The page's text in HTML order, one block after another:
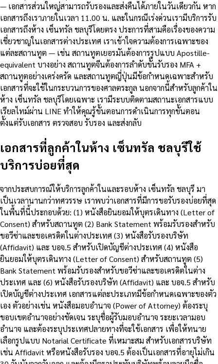
— เอกสารส่วนใหญ่สามารถรับรองและส่งคืนได้ภายในวันเดียวกัน หาก
เอกสารถึงเราภายในเวลา 11.00 น. และในกรณีเร่งด่วนเรามีบริการรับ
เอกสารถึงห้าง เซ็นทรัล ชลบุรีโดยตรง ประการที่สามคือเรื่องของความ
เชี่ยวชาญในเอกสารต่างประเทศ เราเข้าใจความต้องการเฉพาะของ
แต่ละสถานทูต — เช่น สถานทูตเยอรมันต้องการรูปแบบ Apostille-
equivalent บางอย่าง สถานทูตจีนต้องการลำดับขั้นรับรอง MFA +
สถานทูตอย่างเคร่งครัด และสถานทูตญี่ปุ่นมีข้อกำหนดเฉพาะสำหรับ
เอกสารที่จะใช้ในกระบวนการของศาลตระกูล นอกจากนี้สำหรับลูกค้าใน
ห้าง เซ็นทรัล ชลบุรีโดยเฉพาะ เรามีระบบติดตามสถานะเอกสารแบบ
เรียลไทม์ผ่าน LINE ทำให้คุณรู้ขั้นตอนการดำเนินการทุกขั้นตอน
ตั้งแต่รับเอกสาร ตรวจสอบ รับรอง และส่งกลับ
เอกสารที่ลูกค้าในห้าง เซ็นทรัล ชลบุรีใช้
บริการบ่อยที่สุด
จากประสบการณ์ให้บริการลูกค้าในและรอบห้าง เซ็นทรัล ชลบุรี มา
เป็นเวลานานกว่าทศวรรษ เราพบว่าเอกสารที่มีการขอรับรองบ่อยที่สุด
ในพื้นที่นี้ประกอบด้วย: (1) หนังสือยินยอมให้บุตรเดินทาง (Letter of
Consent) สำหรับสถานทูต (2) Bank Statement พร้อมรับรองสำหรับ
ขอวีซ่าและขอเครดิตในต่างประเทศ (3) หนังสือรับรองบริษัท
(Affidavit) และ บอจ.5 สำหรับเปิดบัญชีต่างประเทศ (4) หนังสือ
ยินยอมให้บุตรเดินทาง (Letter of Consent) สำหรับสถานทูต (5)
Bank Statement พร้อมรับรองสำหรับขอวีซ่าและขอเครดิตในต่าง
ประเทศ และ (6) หนังสือรับรองบริษัท (Affidavit) และ บอจ.5 สำหรับ
เปิดบัญชีต่างประเทศ เอกสารแต่ละประเภทมีข้อกำหนดเฉพาะของตัว
เอง ตัวอย่างเช่น หนังสือมอบอำนาจ (Power of Attorney) ต้องระบุ
ขอบเขตอำนาจอย่างชัดเจน ระบุชื่อผู้รับมอบอำนาจ ระยะเวลามอบ
อำนาจ และต้องระบุประเทศปลายทางที่จะใช้เอกสาร เพื่อให้ทนาย
เลือกรูปแบบ Notarial Certificate ที่เหมาะสม สำหรับเอกสารบริษัท
เช่น Affidavit หรือหนังสือรับรอง บอจ.5 ต้องเป็นเอกสารที่อายุไม่เกิน